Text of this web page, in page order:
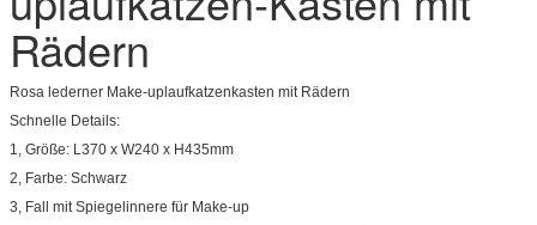
Rädern
Rosa lederner Make-uplaufkatzenkasten mit Rädern
Schnelle Details:
1, Größe: L370 x W240 x H435mm
2, Farbe: Schwarz
3, Fall mit Spiegelinnere für Make-up